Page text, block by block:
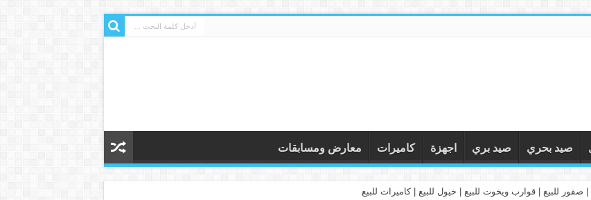
صيد بحري صيد بري اجهزة كاميرات معارض ومسابقات
| صقور للبيع | قوارب ويخوت للبيع | خيول للبيع | كاميرات للبيع